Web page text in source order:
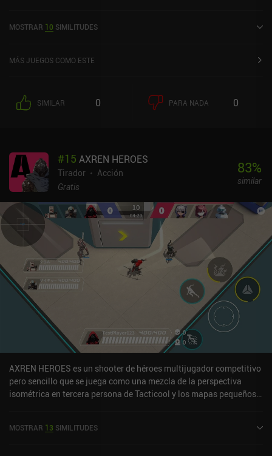
de 4,7 sobre 5,0 en la App Store de iOS.
MOSTRAR 10 SIMILITUDES
MÁS JUEGOS COMO ESTE
SIMILAR 0 PARA NADA 0
#15 AXREN HEROES
Tirador
Acción
Gratis
83%
similar
AXREN HEROES es un shooter de héroes multijugador competitivo
pero sencillo que se juega como una mezcla de la perspectiva
isométrica en tercera persona de Tacticool y los mapas pequeños y
matar a 10 jugadores del otro equipo antes de que ellos hagan lo
MOSTRAR 13 SIMILITUDES